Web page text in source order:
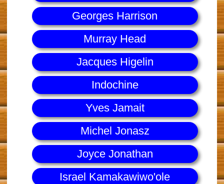
Georges Harrison
Murray Head
Jacques Higelin
Indochine
Yves Jamait
Michel Jonasz
Joyce Jonathan
Israel Kamakawiwo'ole